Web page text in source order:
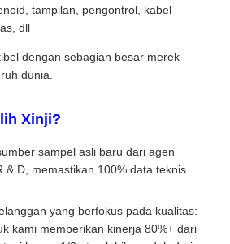
tampilan, pengontrol, kabel
dll
dengan sebagian besar merek
dunia.
Xinji?
sampel asli baru dari agen
& D, memastikan 100% data teknis
yang berfokus pada kualitas:
kami memberikan kinerja 80%+ dari